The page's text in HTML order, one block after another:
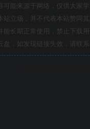
可能来源于网络，仅供大家
立场，并不代表本站赞同其
能长期正常使用，禁止下载
盘，如发现链接失效，请联